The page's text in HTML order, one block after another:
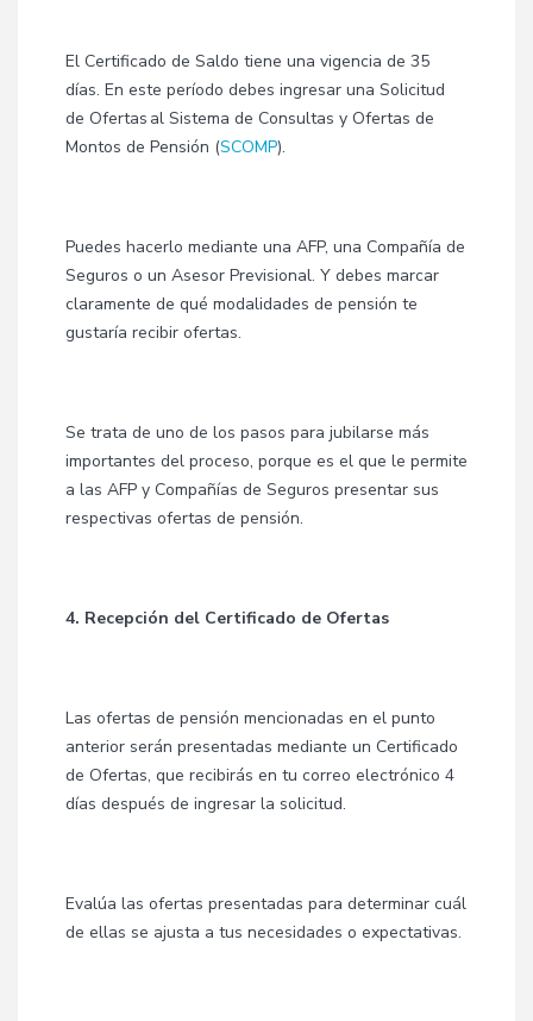
El Certificado de Saldo tiene una vigencia de 35
días. En este período debes ingresar una Solicitud
de Ofertas al Sistema de Consultas y Ofertas de
Montos de Pensión (SCOMP).
Puedes hacerlo mediante una AFP, una Compañía de
Seguros o un Asesor Previsional. Y debes marcar
claramente de qué modalidades de pensión te
gustaría recibir ofertas.
Se trata de uno de los pasos para jubilarse más
importantes del proceso, porque es el que le permite
a las AFP y Compañías de Seguros presentar sus
respectivas ofertas de pensión.
4. Recepción del Certificado de Ofertas
Las ofertas de pensión mencionadas en el punto
anterior serán presentadas mediante un Certificado
de Ofertas, que recibirás en tu correo electrónico 4
días después de ingresar la solicitud.
Evalúa las ofertas presentadas para determinar cuál
de ellas se ajusta a tus necesidades o expectativas.